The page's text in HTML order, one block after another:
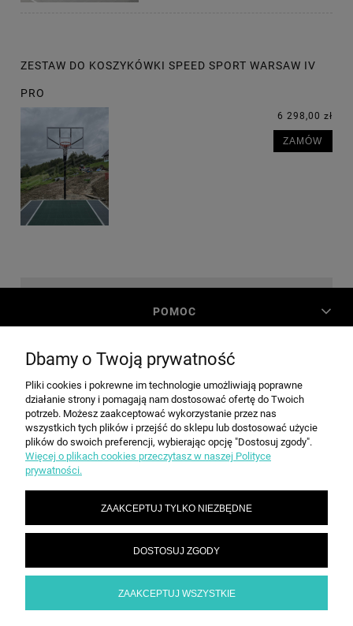
ZESTAW DO KOSZYKÓWKI SPEED SPORT WARSAW IV
PRO
6 298,00 zł
ZAMÓW
POMOC
MOJE KONTO
PŁATNOŚCI I DOSTAWA
INFORMACJE
O NAS
SPEED grupa Sp. z o.o. | ul. Parkowa 12, 05-200 Wołomin |sekretariat@spd.pl
Dbamy o Twoją prywatność
Pliki cookies i pokrewne im technologie umożliwiają poprawne
działanie strony i pomagają nam dostosować ofertę do Twoich
potrzeb. Możesz zaakceptować wykorzystanie przez nas
wszystkich tych plików i przejść do sklepu lub dostosować użycie
plików do swoich preferencji, wybierając opcję "Dostosuj zgody".
Więcej o plikach cookies przeczytasz w naszej Polityce
prywatności.
ZAAKCEPTUJ TYLKO NIEZBĘDNE
DOSTOSUJ ZGODY
ZAAKCEPTUJ WSZYSTKIE